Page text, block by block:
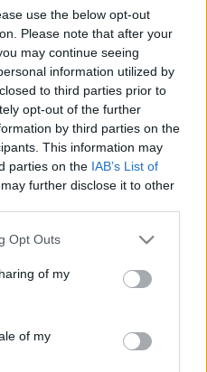
use the below opt-out
Please note that after your
may continue seeing
information utilized by
to third parties prior to
opt-out of the further
by third parties on the
This information may
parties on the IAB’s List of
further disclose it to other
uses one or more Google
behaviour. You may click to
and its third-party tags to
purposes in below Google
Opt Outs
of my
of my
és átszervezett
tehermentesíti a
rendszert a STRABAG
továbbképzésekkel segíti
Egyetem
elkerülésében